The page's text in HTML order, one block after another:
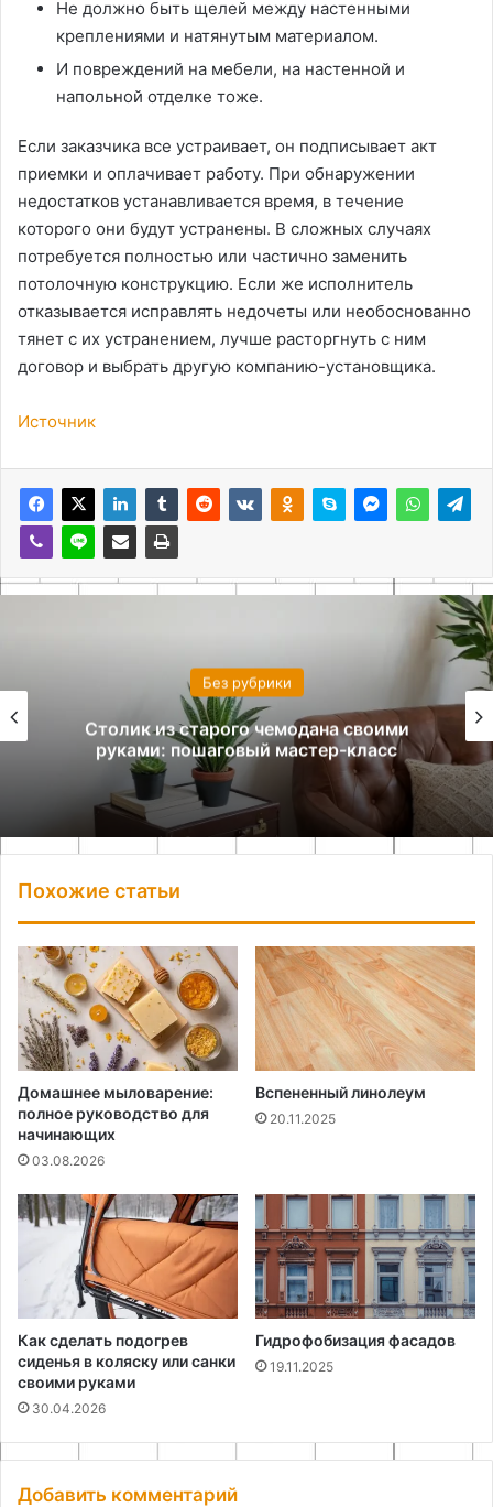
Не должно быть щелей между настенными
креплениями и натянутым материалом.
И повреждений на мебели, на настенной и
напольной отделке тоже.
Если заказчика все устраивает, он подписывает акт
приемки и оплачивает работу. При обнаружении
недостатков устанавливается время, в течение
которого они будут устранены. В сложных случаях
потребуется полностью или частично заменить
потолочную конструкцию. Если же исполнитель
отказывается исправлять недочеты или необоснованно
тянет с их устранением, лучше расторгнуть с ним
договор и выбрать другую компанию-установщика.
Источник
Без рубрики
Столик из старого чемодана своими
руками: пошаговый мастер-класс
Похожие статьи
Домашнее мыловарение:
полное руководство для
начинающих
03.08.2026
Вспененный линолеум
20.11.2025
Как сделать подогрев
сиденья в коляску или санки
своими руками
30.04.2026
Гидрофобизация фасадов
19.11.2025
Добавить комментарий